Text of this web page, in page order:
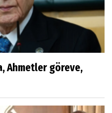
Ahmetler göreve,